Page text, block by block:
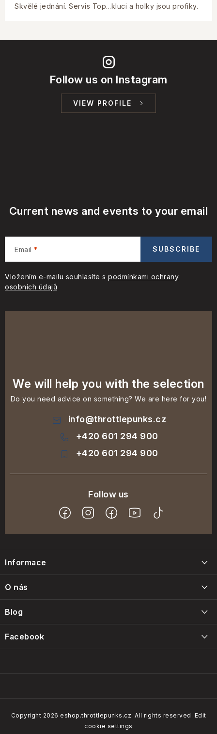
Skvělé jednání. Servis Top...kluci a holky jsou profiky.
Follow us on Instagram
VIEW PROFILE
Current news and events to your email
Email
Vložením e-mailu souhlasíte s podmínkami ochrany
osobních údajů
SUBSCRIBE
We will help you with the selection
Do you need advice on something? We are here for you!
info@throttlepunks.cz
+420 601 294 900
+420 601 294 900
o
e
Informace
Kontakty
Obchodní podmínky
O nás
Blog
Facebook
How do our customers rate us
Copyright 2026 eshop.throttlepunks.cz. All rights reserved. Edit
cookie settings